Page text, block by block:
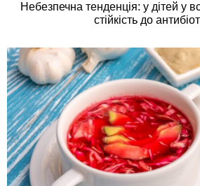
Небезпечна тенденція: у дітей у
стійкість до